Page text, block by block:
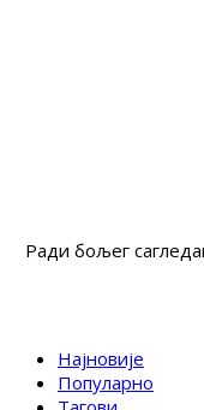
Ради бољег
Најновије
Популарно